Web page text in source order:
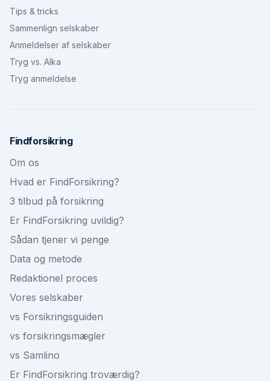
Tips & tricks
Sammenlign selskaber
Anmeldelser af selskaber
Tryg vs. Alka
Tryg anmeldelse
Findforsikring
Om os
Hvad er FindForsikring?
3 tilbud på forsikring
Er FindForsikring uvildig?
Sådan tjener vi penge
Data og metode
Redaktionel proces
Vores selskaber
vs Forsikringsguiden
vs forsikringsmægler
vs Samlino
Er FindForsikring troværdig?